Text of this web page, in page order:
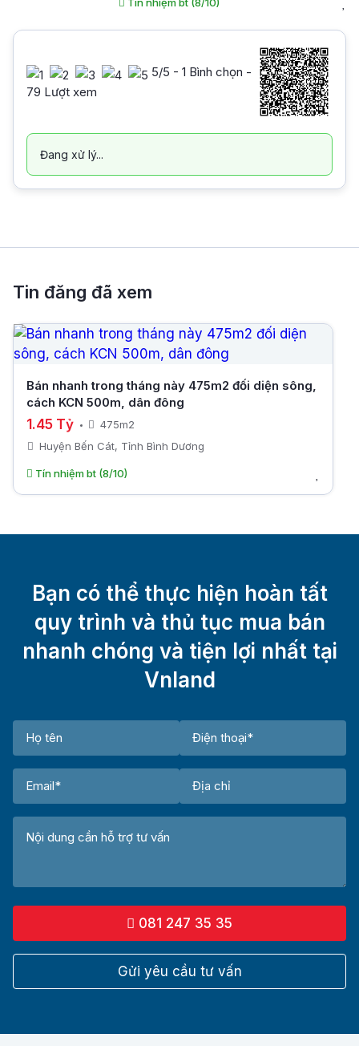
5/5 - 1 Bình chọn -
79 Lượt xem
Đang xử lý...
Tin đăng đã xem
Bán nhanh trong tháng này 475m2 đối diện sông,
cách KCN 500m, dân đông
1.45 Tỷ
475m2
Huyện Bến Cát, Tỉnh Bình Dương
Tín nhiệm bt (8/10)
Bạn có thể thực hiện hoàn tất
quy trình và thủ tục mua bán
nhanh chóng và tiện lợi nhất tại
Vnland
081 247 35 35
Gửi yêu cầu tư vấn